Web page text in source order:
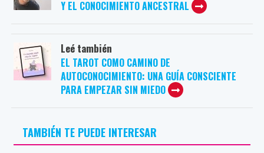
Y EL CONOCIMIENTO ANCESTRAL
Leé también
EL TAROT COMO CAMINO DE
AUTOCONOCIMIENTO: UNA GUÍA CONSCIENTE
PARA EMPEZAR SIN MIEDO
TAMBIÉN TE PUEDE INTERESAR